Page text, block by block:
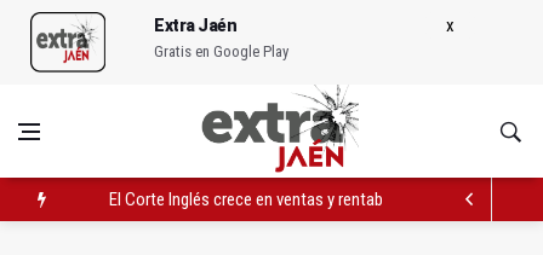
Extra Jaén
Gratis en Google Play
El Corte Inglés crece en ventas y rentabilidad